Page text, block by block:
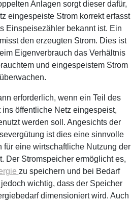
Anlagen sorgt dieser dafür,
eingespeiste Strom korrekt erfasst
Einspeisezähler bekannt ist. Ein
den erzeugten Strom. Dies ist
Eigenverbrauch das Verhältnis
und eingespeistem Strom
erforderlich, wenn ein Teil des
öffentliche Netz eingespeist,
werden soll. Angesichts der
ist dies eine sinnvolle
für eine wirtschaftliche Nutzung der
Der Stromspeicher ermöglicht es,
zu speichern und bei Bedarf
wichtig, dass der Speicher
dimensioniert wird. Auch